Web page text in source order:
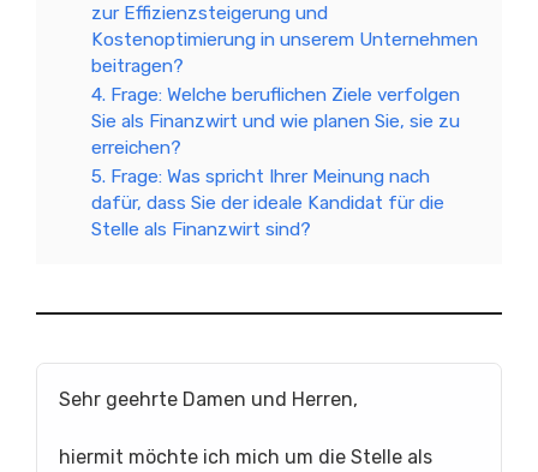
zur Effizienzsteigerung und
Kostenoptimierung in unserem Unternehmen
beitragen?
4. Frage: Welche beruflichen Ziele verfolgen
Sie als Finanzwirt und wie planen Sie, sie zu
erreichen?
5. Frage: Was spricht Ihrer Meinung nach
dafür, dass Sie der ideale Kandidat für die
Stelle als Finanzwirt sind?
Sehr geehrte Damen und Herren,
hiermit möchte ich mich um die Stelle als